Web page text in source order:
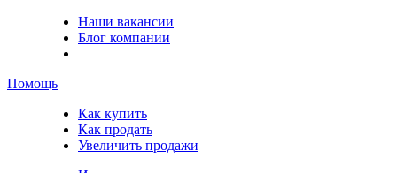
Наши вакансии
Блог компании
Помощь
Как купить
Как продать
Увеличить продажи